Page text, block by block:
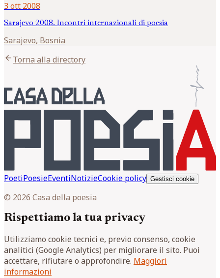
3 ott 2008
Sarajevo 2008. Incontri internazionali di poesia
Sarajevo, Bosnia
arrow_backTorna alla directory
PoetiPoesieEventiNotizieCookie policy Gestisci cookie
© 2026 Casa della poesia
Rispettiamo la tua privacy
Utilizziamo cookie tecnici e, previo consenso, cookie
analitici (Google Analytics) per migliorare il sito. Puoi
accettare, rifiutare o approfondire. Maggiori
informazioni